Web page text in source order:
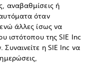
αναβαθμίσεις ή
όταν
άλλες ίσως να
ιστότοπου της SIE Inc
η SIE Inc να